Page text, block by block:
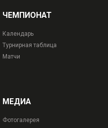
ЧЕМПИОНАТ
Календарь
Турнирная таблица
Матчи
МЕДИА
Фотогалерея